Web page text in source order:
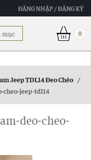
ĐĂNG NHẬP / ĐĂNG KÝ
mục 0
Jeep TDL14 Đeo Chéo /
cheo-jeep-tdl14
deo-cheo-